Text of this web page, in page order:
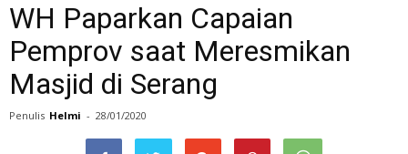
WH Paparkan Capaian
Pemprov saat Meresmikan
Masjid di Serang
Penulis Helmi - 28/01/2020